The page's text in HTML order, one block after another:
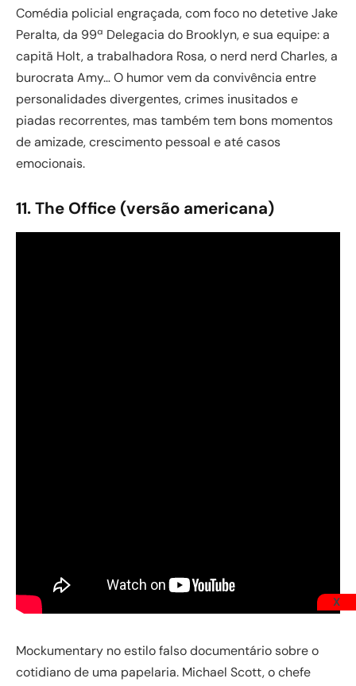
Comédia policial engraçada, com foco no detetive Jake
Peralta, da 99ª Delegacia do Brooklyn, e sua equipe: a
capitã Holt, a trabalhadora Rosa, o nerd nerd Charles, a
burocrata Amy… O humor vem da convivência entre
personalidades divergentes, crimes inusitados e
piadas recorrentes, mas também tem bons momentos
de amizade, crescimento pessoal e até casos
emocionais.
11. The Office (versão americana)
Mockumentary no estilo falso documentário sobre o
cotidiano de uma papelaria. Michael Scott, o chefe
X